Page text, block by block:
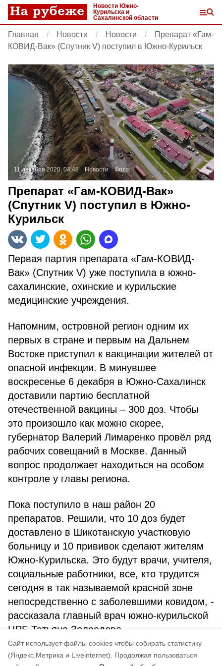
Cайт использует файлы cookies чтобы собирать статистику
(Яндекс.Метрика и Liveinternet).
Продолжая пользоваться
Новости Южно-
Курильска и
Сахалинской области
Главная Новости Новости
Препарат «Гам-
КОВИД-Вак» (Спутник V) поступил в Южно-Курильск
11 декабря 2020, 04:48 Новости Фото:
Препарат «Гам-КОВИД-Вак»
(Спутник V) поступил в Южно-
Курильск
Первая партия препарата «Гам-КОВИД-
Вак» (Спутник V) уже поступила в южно-
сахалинские, охинские и курильские
медицинские учреждения.
Напомним, островной регион одним их
первых в стране и первым на Дальнем
Востоке приступил к вакцинации жителей от
опасной инфекции. В минувшее
воскресенье 6 декабря в Южно-Сахалинск
доставили партию бесплатной
отечественной вакцины – 300 доз. Чтобы
это произошло как можно скорее,
губернатор Валерий Лимаренко провёл ряд
рабочих совещаний в Москве. Данный
вопрос продолжает находиться на особом
контроле у главы региона.
Пока поступило в наш район 20
препаратов. Решили, что 10 доз будет
доставлено в Шикотанскую участковую
больницу и 10 прививок сделают жителям
Южно-Курильска. Это будут врачи, учителя,
социальные работники, все, кто трудится
сегодня в так называемой красной зоне
непосредственно с заболевшими ковидом, -
рассказала главный врач южно-курильской
ЦРБ Татьяна Золоедова.
Авторы: Андрей Киселев